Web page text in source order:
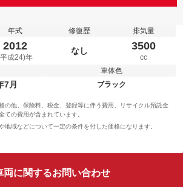
年式
2012
成24)年
修復歴
なし
排気量
3500
cc
7月
車体色
ブラック
の他、保険料、税金、登録等に伴う費用、リサイクル預託金
ての費用が含まれています。
地域などについて一定の条件を付した価格になります。
両に関するお問い合わせ